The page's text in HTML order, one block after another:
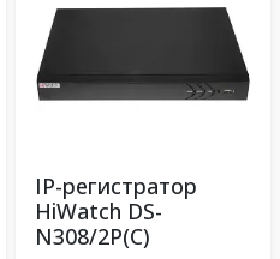
IP-регистратор
HiWatch DS-
N308/2P(C)